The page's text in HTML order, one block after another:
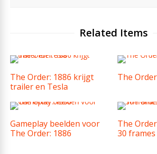
Related Items
The Order: 1886 krijgt
trailer en Tesla
The
Gameplay beelden voor
The Order: 1886
The
30